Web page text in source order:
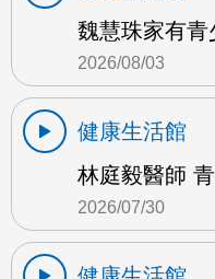
魏慧珠家有青
2026/08/03
健康生活館
林庭毅醫師
2026/07/30